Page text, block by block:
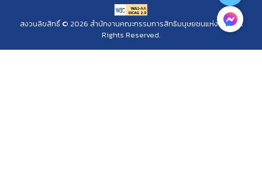
สงวนลิขสิทธิ์ © 2026 สำนักงานคณะกรรมการสิทธิมนุษยชนแห่งชาติ. All
Rights Reserved.